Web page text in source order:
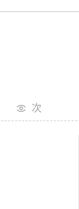
次